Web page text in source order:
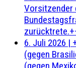
Vorsitzender
6. Juli 2026 |
(gegen